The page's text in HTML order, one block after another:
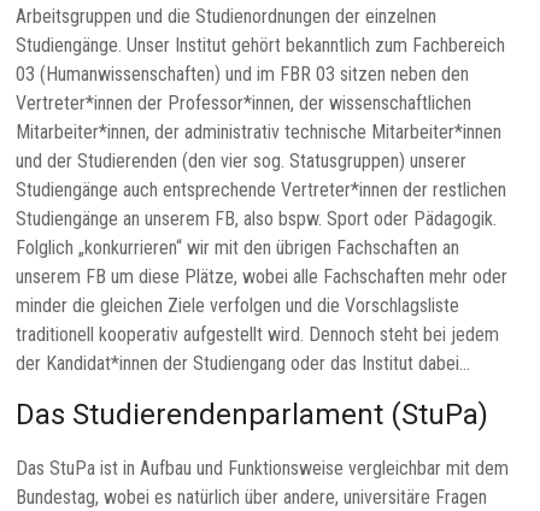
Arbeitsgruppen und die Studienordnungen der einzelnen
Studiengänge. Unser Institut gehört bekanntlich zum Fachbereich
03 (Humanwissenschaften) und im FBR 03 sitzen neben den
Vertreter*innen der Professor*innen, der wissenschaftlichen
Mitarbeiter*innen, der administrativ technische Mitarbeiter*innen
und der Studierenden (den vier sog. Statusgruppen) unserer
Studiengänge auch entsprechende Vertreter*innen der restlichen
Studiengänge an unserem FB, also bspw. Sport oder Pädagogik.
Folglich „konkurrieren“ wir mit den übrigen Fachschaften an
unserem FB um diese Plätze, wobei alle Fachschaften mehr oder
minder die gleichen Ziele verfolgen und die Vorschlagsliste
traditionell kooperativ aufgestellt wird. Dennoch steht bei jedem
der Kandidat*innen der Studiengang oder das Institut dabei…
Das Studierendenparlament (StuPa)
Das StuPa ist in Aufbau und Funktionsweise vergleichbar mit dem
Bundestag, wobei es natürlich über andere, universitäre Fragen